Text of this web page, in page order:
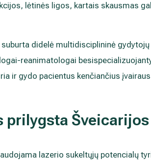
lėtinės ligos, kartais skausmas
didelė multidisciplininė
reanimatologai
ir gydo pacientus kenčiančius
prilygsta
lazerio sukeltųjų potencialų